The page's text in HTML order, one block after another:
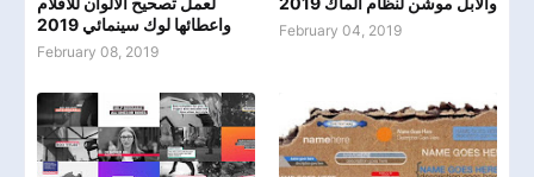
واعطائها لوك سينمائي 2019
February 08, 2019
February 04, 2019